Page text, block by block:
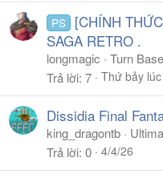
PS
[CHÍNH
SAGA RETRO .
longmagic
Turn
Trả lời 7 Thứ bảy
Dissidia Final
king_dragontb
Trả lời 0 4/4/26